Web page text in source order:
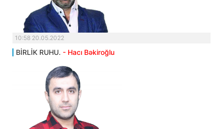
10:58 20.05.2022
BİRLİK RUHU. - Hacı Bəkiroğlu